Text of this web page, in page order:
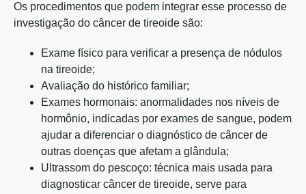
Os procedimentos que podem integrar esse processo de
investigação do câncer de tireoide são:
Exame físico para verificar a presença de nódulos
na tireoide;
Avaliação do histórico familiar;
Exames hormonais: anormalidades nos níveis de
hormônio, indicadas por exames de sangue, podem
ajudar a diferenciar o diagnóstico de câncer de
outras doenças que afetam a glândula;
Ultrassom do pescoço: técnica mais usada para
diagnosticar câncer de tireoide, serve para